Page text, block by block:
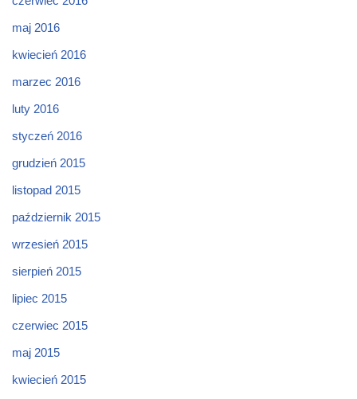
maj 2016
kwiecień 2016
marzec 2016
luty 2016
styczeń 2016
grudzień 2015
listopad 2015
październik 2015
wrzesień 2015
sierpień 2015
lipiec 2015
czerwiec 2015
maj 2015
kwiecień 2015